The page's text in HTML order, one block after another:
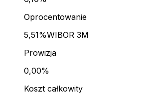
Oprocentowanie
5,51%WIBOR 3M
Prowizja
0,00%
Koszt całkowity